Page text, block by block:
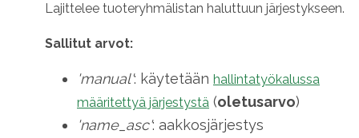
Lajittelee tuoteryhmälistan haluttuun järjestykseen.
Sallitut arvot:
'manual': käytetään hallintatyökalussa
määritettyä järjestystä (oletusarvo)
'name_asc': aakkosjärjestys